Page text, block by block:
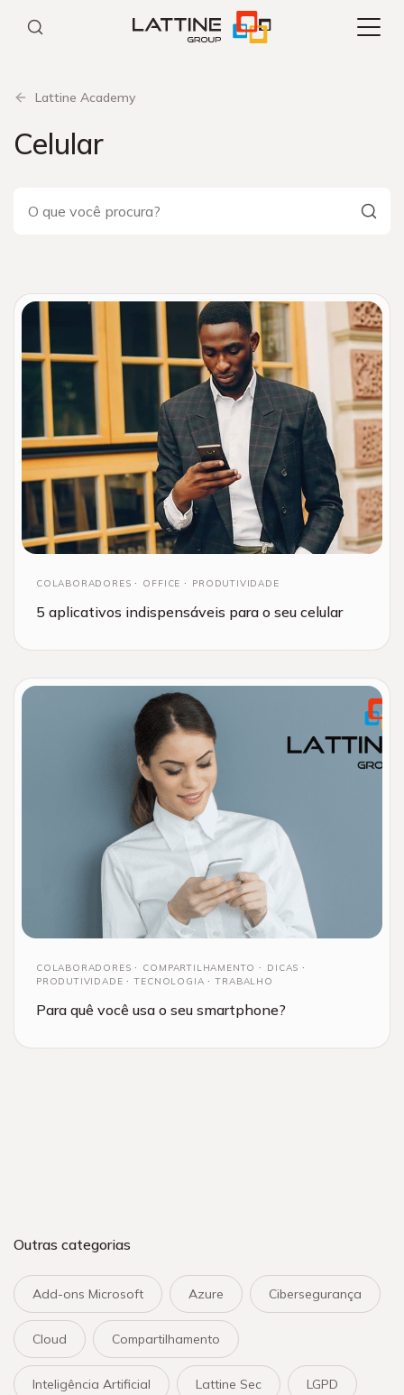
Lattine Academy
Celular
COLABORADORES OFFICE PRODUTIVIDADE
5 aplicativos indispensáveis para o seu celular
COLABORADORES COMPARTILHAMENTO
DICAS
PRODUTIVIDADE
TECNOLOGIA TRABALHO
Para quê você usa o seu smartphone?
Outras categorias
Add-ons Microsoft Azure Cibersegurança
Cloud Compartilhamento
Inteligência Artificial Lattine Sec LGPD